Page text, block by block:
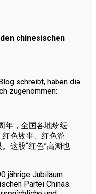
chinesischen
schreibt, haben die
zugenommen:
年，全国各地纷纭
色故事、红色游
这股“红色”高潮也
jährige Jubiläum
Partei Chinas.